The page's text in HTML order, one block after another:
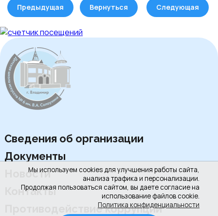
Мы используем cookies для улучшения работы сайта,
анализа трафика и персонализации.
Продолжая пользоваться сайтом, вы даете согласие на
использование файлов cookie.
Политика конфиденциальности
Предыдущая Вернуться Следующая
Сведения об организации
Документы
Новости
Контакты
Противодействие коррупции